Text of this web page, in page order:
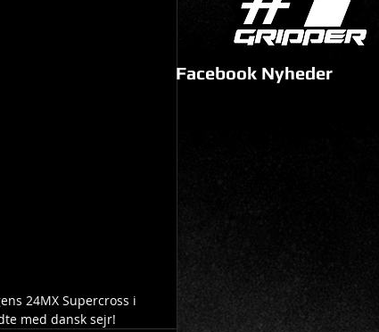
24MX Supercross i
med dansk sejr!
Facebook Nyheder